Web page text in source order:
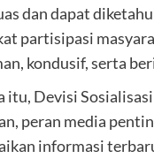
dan dapat
partisipasi
kondusif, serta
itu, Devisi
peran media
informasi